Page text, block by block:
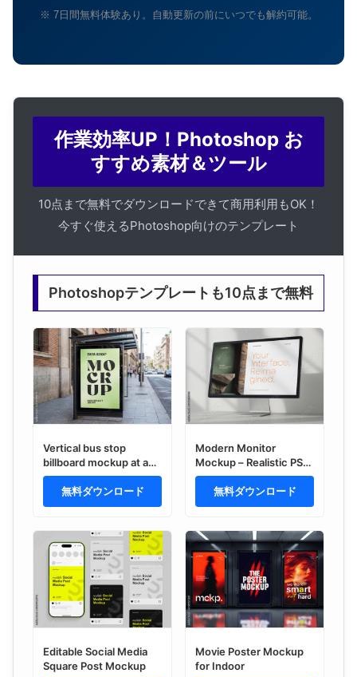
※ 7日間無料体験あり。自動更新の前にいつでも解約可能。
作業効率UP！Photoshop お
すすめ素材＆ツール
10点まで無料でダウンロードできて商用利用もOK！
今すぐ使えるPhotoshop向けのテンプレート
Photoshopテンプレートも10点まで無料
Vertical bus stop
billboard mockup at a
city shelter on a
sidewalk street with
historic buildings
無料ダウンロード
Modern Monitor
Mockup – Realistic PSD
Template with UI
Interface on Wide
Screen for Web
Application Design
Display, or Digital
Product Promotion
無料ダウンロード
Editable Social Media
Square Post Mockup
Movie Poster Mockup
for Indoor